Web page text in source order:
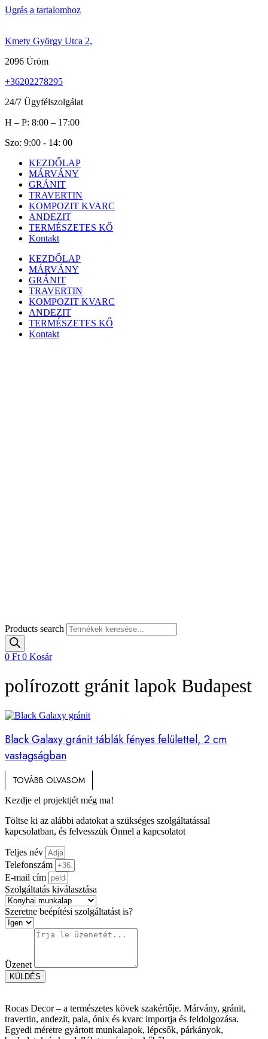
Ugrás a tartalomhoz
Kmety György Utca 2,
2096 Üröm
+36202278295
24/7 Ügyfélszolgálat
H – P: 8:00 – 17:00
Szo: 9:00 - 14: 00
KEZDŐLAP
MÁRVÁNY
GRÁNIT
TRAVERTIN
KOMPOZIT KVARC
ANDEZIT
TERMÉSZETES KŐ
Kontakt
KEZDŐLAP
MÁRVÁNY
GRÁNIT
TRAVERTIN
KOMPOZIT KVARC
ANDEZIT
TERMÉSZETES KŐ
Kontakt
Products search
0 Ft 0 Kosár
polírozott gránit lapok Budapest
Black Galaxy gránit táblák fényes felülettel, 2 cm
vastagságban
TOVÁBB OLVASOM
Kezdje el projektjét még ma!
Töltse ki az alábbi adatokat a szükséges szolgáltatással
kapcsolatban, és felvesszük Önnel a kapcsolatot
Teljes név
Telefonszám
E-mail cím
Szolgáltatás kiválasztása
Szeretne beépítési szolgáltatást is?
Üzenet
KÜLDÉS
Rocas Decor – a természetes kövek szakértője. Márvány, gránit,
travertin, andezit, pala, ónix és kvarc importja és feldolgozása.
Egyedi méretre gyártott munkalapok, lépcsők, párkányok,